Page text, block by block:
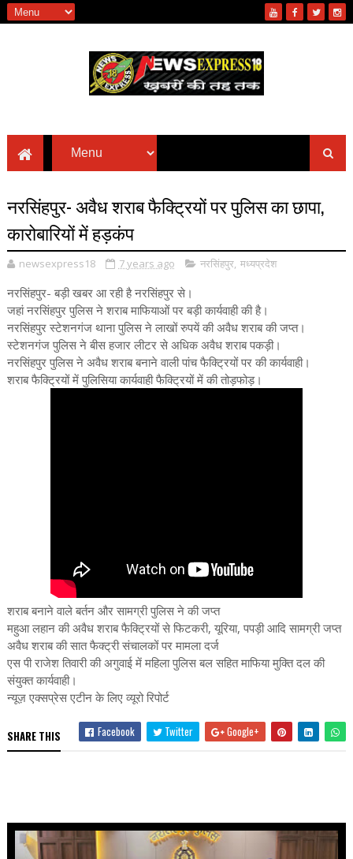
नरसिंहपुर- अवैध शराब फैक्ट्रियों पर पुलिस का छापा,
कारोबारियों में हड़कंप
newsexpress18 7 years ago नरसिंहपुर, मध्यप्रदेश
नरसिंहपुर- बड़ी खबर आ रही है नरसिंहपुर से।
जहां नरसिंहपुर पुलिस ने शराब माफियाओं पर बड़ी कार्यवाही की है।
नरसिंहपुर स्टेशनगंज थाना पुलिस ने लाखों रुपयें की अवैध शराब की जप्त।
स्टेशनगंज पुलिस ने बीस हजार लीटर से अधिक अवैध शराब पकड़ी।
नरसिंहपुर पुलिस ने अवैध शराब बनाने वाली पांच फैक्ट्रियों पर की कार्यवाही।
शराब फैक्ट्रियों में पुलिसिया कार्यवाही फैक्ट्रियों में की तोड़फोड़।
शराब बनाने वाले बर्तन और सामग्री पुलिस ने की जप्त
महुआ लहान की अवैध शराब फैक्ट्रियों से फिटकरी, यूरिया, पपड़ी आदि सामग्री जप्त
अवैध शराब की सात फैक्ट्री संचालकों पर मामला दर्ज
एस पी राजेश तिवारी की अगुवाई में महिला पुलिस बल सहित माफिया मुक्ति दल की
संयुक्त कार्यवाही।
न्यूज़ एक्सप्रेस एटीन के लिए व्यूरो रिपोर्ट
SHARE THIS Facebook Twitter Google+